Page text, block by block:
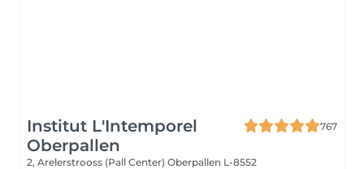
Institut L'Intemporel
Oberpallen
767
2, Arelerstrooss (Pall Center) Oberpallen L-8552